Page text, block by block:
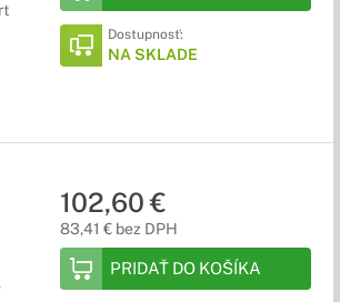
Dostupnosť:
NA SKLADE
102,60 €
83,41 € bez DPH
PRIDAŤ DO KOŠÍKA